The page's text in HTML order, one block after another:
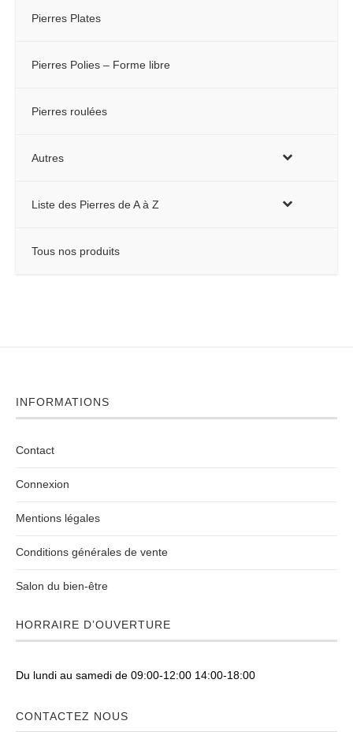
Pierres Plates
Pierres Polies – Forme libre
Pierres roulées
Autres
Liste des Pierres de A à Z
Tous nos produits
INFORMATIONS
Contact
Connexion
Mentions légales
Conditions générales de vente
Salon du bien-être
HORRAIRE D’OUVERTURE
Du lundi au samedi de 09:00-12:00 14:00-18:00
CONTACTEZ NOUS